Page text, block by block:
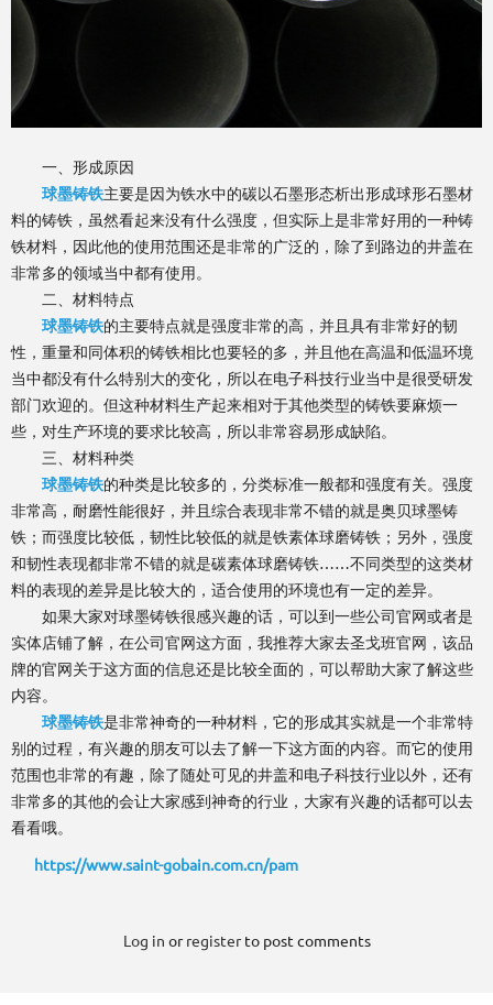
一、形成原因
球墨铸铁主要是因为铁水中的碳以石墨形态析出形成球形石墨材
料的铸铁，虽然看起来没有什么强度，但实际上是非常好用的一种铸
铁材料，因此他的使用范围还是非常的广泛的，除了到路边的井盖在
非常多的领域当中都有使用。
二、材料特点
球墨铸铁的主要特点就是强度非常的高，并且具有非常好的韧
性，重量和同体积的铸铁相比也要轻的多，并且他在高温和低温环境
当中都没有什么特别大的变化，所以在电子科技行业当中是很受研发
部门欢迎的。但这种材料生产起来相对于其他类型的铸铁要麻烦一
些，对生产环境的要求比较高，所以非常容易形成缺陷。
三、材料种类
球墨铸铁的种类是比较多的，分类标准一般都和强度有关。强度
非常高，耐磨性能很好，并且综合表现非常不错的就是奥贝球墨铸
铁；而强度比较低，韧性比较低的就是铁素体球磨铸铁；另外，强度
和韧性表现都非常不错的就是碳素体球磨铸铁……不同类型的这类材
料的表现的差异是比较大的，适合使用的环境也有一定的差异。
如果大家对球墨铸铁很感兴趣的话，可以到一些公司官网或者是
实体店铺了解，在公司官网这方面，我推荐大家去圣戈班官网，该品
牌的官网关于这方面的信息还是比较全面的，可以帮助大家了解这些
内容。
球墨铸铁是非常神奇的一种材料，它的形成其实就是一个非常特
别的过程，有兴趣的朋友可以去了解一下这方面的内容。而它的使用
范围也非常的有趣，除了随处可见的井盖和电子科技行业以外，还有
非常多的其他的会让大家感到神奇的行业，大家有兴趣的话都可以去
看看哦。
https://www.saint-gobain.com.cn/pam
Log in orregisterto post comments